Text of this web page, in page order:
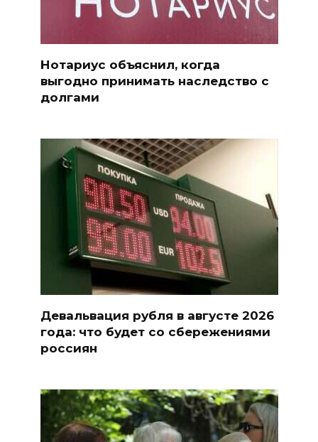
Нотариус объяснил, когда
выгодно принимать наследство с
долгами
Девальвация рубля в августе 2026
года: что будет со сбережениями
россиян